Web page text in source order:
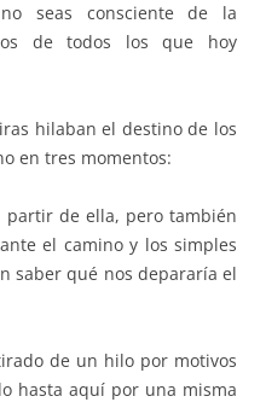
seas consciente de la
de todos los que hoy
hilaban el destino de los
en tres momentos:
partir de ella, pero también
el camino y los simples
saber qué nos depararía el
de un hilo por motivos
hasta aquí por una misma